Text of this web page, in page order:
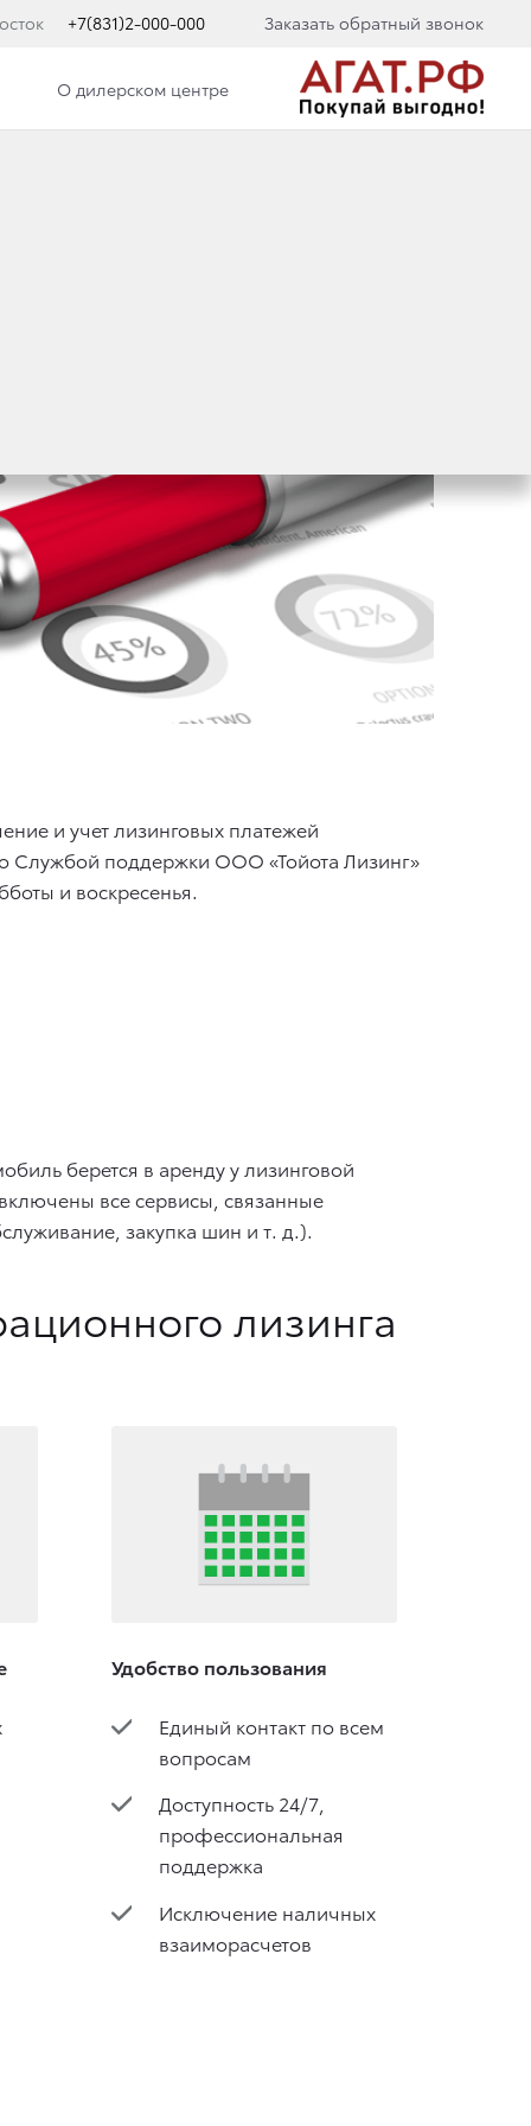
+7(831)2-000-000 Заказать обратный звонок
О дилерском центре
и учет лизинговых платежей
Службой поддержки ООО «Тойота Лизинг»
и воскресенья.
берется в аренду у лизинговой
все сервисы, связанные
закупка шин и т. д.).
лизинга
Удобство пользования
Единый контакт по всем
вопросам
Доступность 24/7,
профессиональная
поддержка
Исключение наличных
взаиморасчетов